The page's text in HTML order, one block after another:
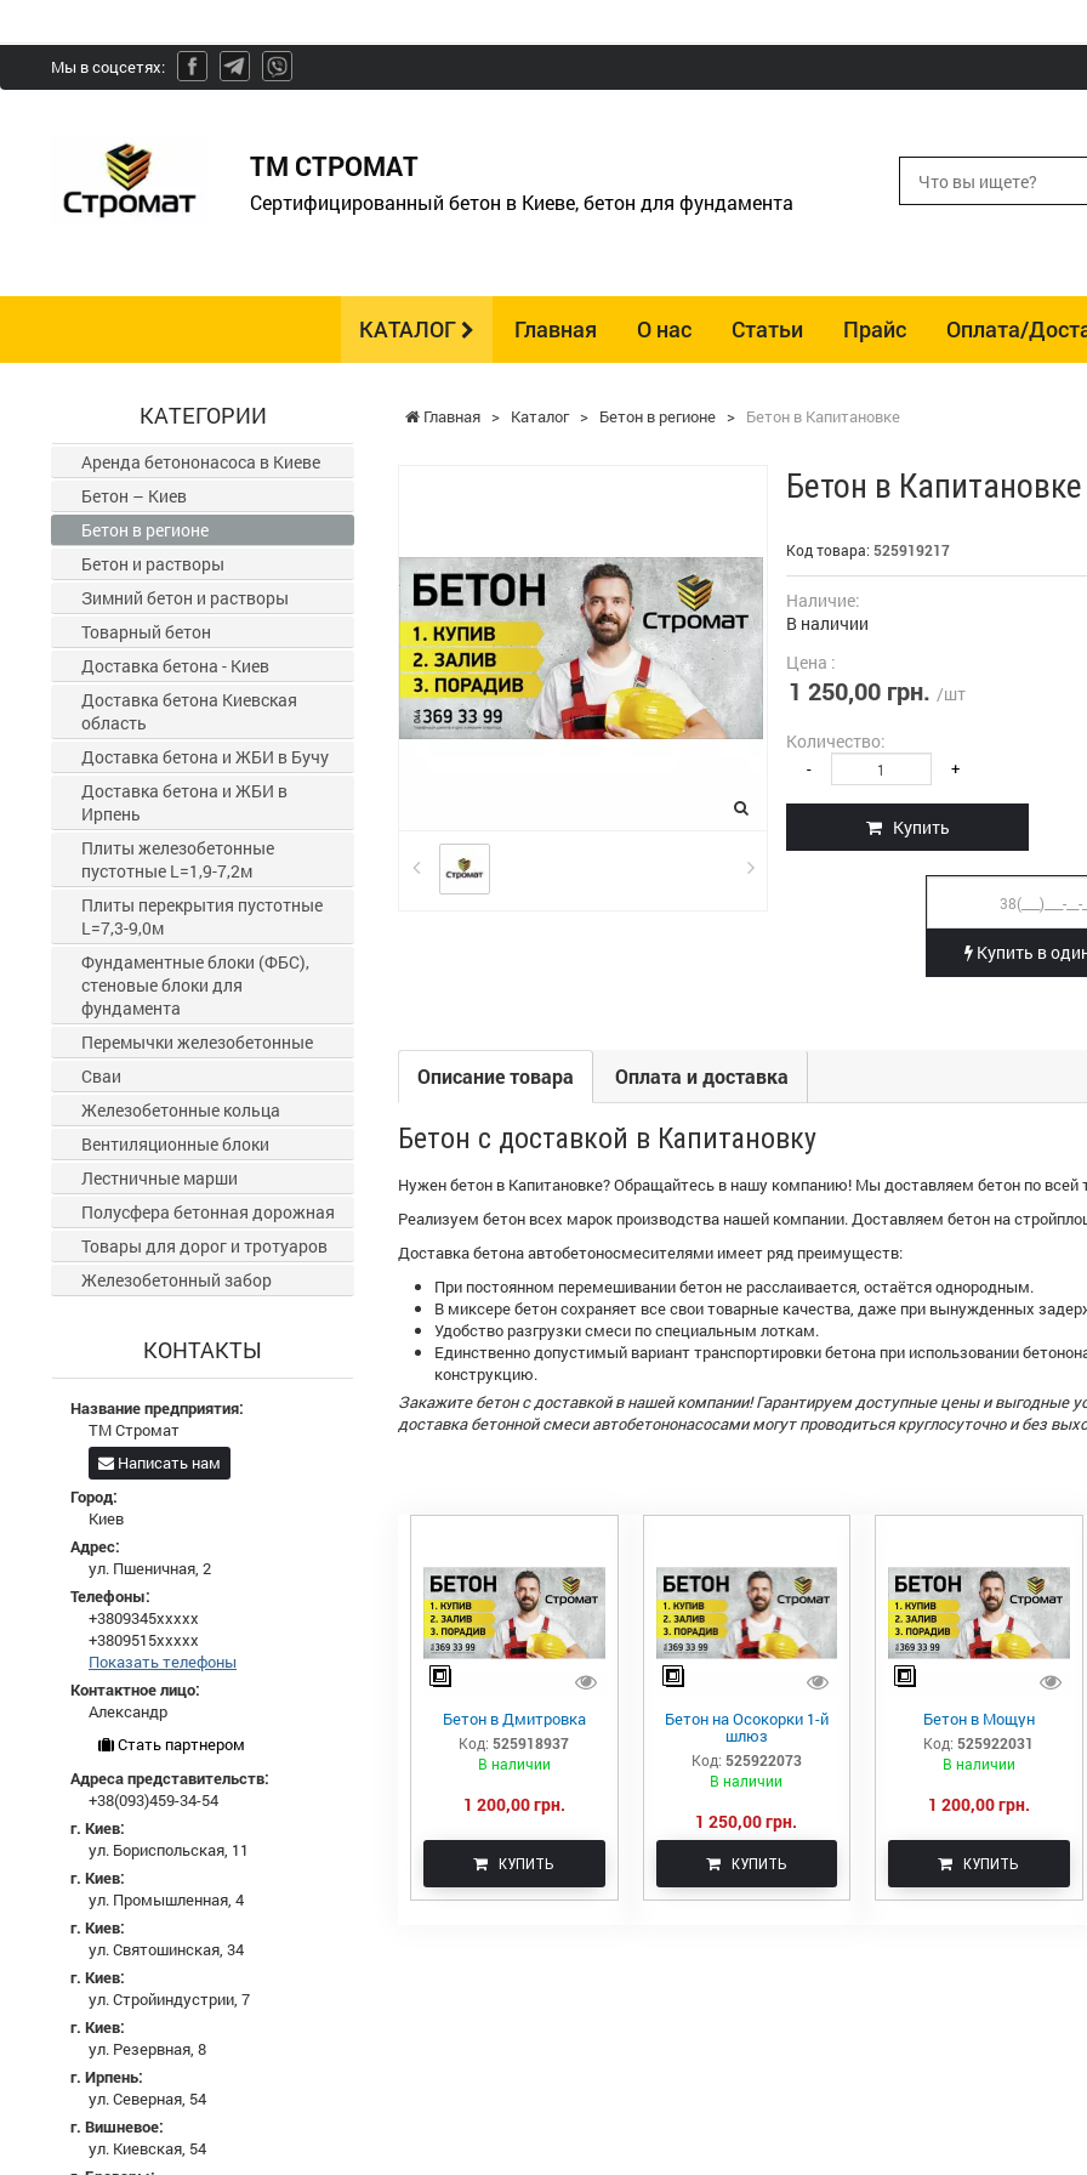
Мы в соцсетях:
ТМ СТРОМАТ
Сертифицированный бетон в Киеве, бетон для фундамента
КАТАЛОГ Главная О нас Статьи Прайс Оплата/
Главная > Каталог > Бетон в регионе > Бетон в Капитановке
Бетон в Капитановке
Код товара: 525919217
Наличие:
В наличии
Цена :
1 250,00 грн. /шт
Количество:
- +
Купить
Купить в
Описание товара Оплата и доставка
Бетон с доставкой в Капитановку
Нужен бетон в Капитановке? Обращайтесь в нашу компанию! Мы доставляем бетон по всей
Реализуем бетон всех марок производства нашей компании. Доставляем бетон на
Доставка бетона автобетоносмесителями имеет ряд преимуществ:
При постоянном перемешивании бетон не расслаивается, остаётся однородным.
В миксере бетон сохраняет все свои товарные качества, даже при вынужденных
Удобство разгрузки смеси по специальным лоткам.
Единственно допустимый вариант транспортировки бетона при использовании
конструкцию.
Закажите бетон с доставкой в нашей компании! Гарантируем доступные цены и выгодные
доставка бетонной смеси автобетононасосами могут проводиться круглосуточно и без
Бетон в Дмитровка
Код: 525918937
В наличии
1 200,00 грн.
КУПИТЬ
Бетон на Осокорки 1-й
шлюз
Код: 525922073
В наличии
1 250,00 грн.
КУПИТЬ
Бетон в Мощун
Код: 525922031
В наличии
1 200,00 грн.
КУПИТЬ
КАТЕГОРИИ
Аренда бетононасоса в Киеве
Бетон – Киев
Бетон в регионе
Бетон и растворы
Зимний бетон и растворы
Товарный бетон
Доставка бетона - Киев
Доставка бетона Киевская
область
Доставка бетона и ЖБИ в Бучу
Доставка бетона и ЖБИ в
Ирпень
Плиты железобетонные
пустотные L=1,9-7,2м
Плиты перекрытия пустотные
L=7,3-9,0м
Фундаментные блоки (ФБС),
стеновые блоки для
фундамента
Перемычки железобетонные
Сваи
Железобетонные кольца
Вентиляционные блоки
Лестничные марши
Полусфера бетонная дорожная
Товары для дорог и тротуаров
Железобетонный забор
КОНТАКТЫ
Название предприятия:
ТМ Стромат
Написать нам
Город:
Киев
Адрес:
ул. Пшеничная, 2
Телефоны:
+3809345xxxxx
+3809515xxxxx
Показать телефоны
Контактное лицо:
Александр
Стать партнером
Адреса представительств:
+38(093)459-34-54
г. Киев:
ул. Бориспольская, 11
г. Киев:
ул. Промышленная, 4
г. Киев:
ул. Святошинская, 34
г. Киев:
ул. Стройиндустрии, 7
г. Киев:
ул. Резервная, 8
г. Ирпень:
ул. Северная, 54
г. Вишневое:
ул. Киевская, 54